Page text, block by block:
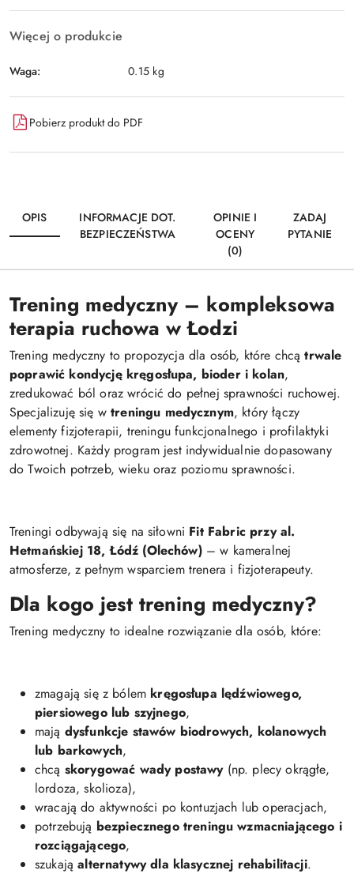
Więcej o produkcie
Waga: 0.15 kg
Pobierz produkt do PDF
OPIS
INFORMACJE DOT.
BEZPIECZEŃSTWA
OPINIE I
OCENY
(0)
ZADAJ
PYTANIE
Trening medyczny – kompleksowa
terapia ruchowa w Łodzi
Trening medyczny to propozycja dla osób, które chcą trwale
poprawić kondycję kręgosłupa, bioder i kolan,
zredukować ból oraz wrócić do pełnej sprawności ruchowej.
Specjalizuję się w treningu medycznym, który łączy
elementy fizjoterapii, treningu funkcjonalnego i profilaktyki
zdrowotnej. Każdy program jest indywidualnie dopasowany
do Twoich potrzeb, wieku oraz poziomu sprawności.
Treningi odbywają się na siłowni Fit Fabric przy al.
Hetmańskiej 18, Łódź (Olechów) – w kameralnej
atmosferze, z pełnym wsparciem trenera i fizjoterapeuty.
Dla kogo jest trening medyczny?
Trening medyczny to idealne rozwiązanie dla osób, które:
zmagają się z bólem kręgosłupa lędźwiowego,
piersiowego lub szyjnego,
mają dysfunkcje stawów biodrowych, kolanowych
lub barkowych,
chcą skorygować wady postawy (np. plecy okrągłe,
lordoza, skolioza),
wracają do aktywności po kontuzjach lub operacjach,
potrzebują bezpiecznego treningu wzmacniającego i
rozciągającego,
szukają alternatywy dla klasycznej rehabilitacji.